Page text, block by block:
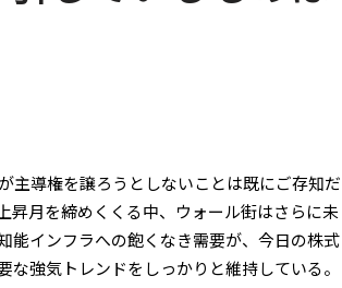
主導権を譲ろうとしないことは既にご存知だ
昇月を締めくくる中、ウォール街はさらに未
能インフラへの飽くなき需要が、今日の株式
強気トレンドをしっかりと維持している。